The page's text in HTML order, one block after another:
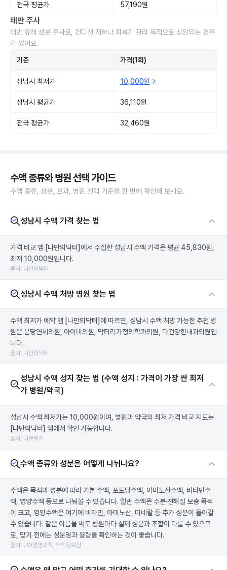
전국 평균가 57,190원
태반 주사
태반 유래 성분 주사로, 컨디션 저하나 회복기 관리 목적으로 상담되는 경우
가 있어요.
기준 가격(1회)
성남시 최저가 10,000원
성남시 평균가 36,110원
전국 평균가 32,460원
수액 종류와 병원 선택 가이드
수액 종류, 성분, 효과, 병원 선택 기준을 한 번에 확인해 보세요.
성남시 수액 가격 찾는 법
가격 비교 앱 [나만의닥터] 에서 수집한 성남시 수액 가격은 평균 45,830원,
최저 10,000원입니다.
출처: 나만의닥터
성남시 수액 처방 병원 찾는 법
수액 최저가 예약 앱 [나만의닥터] 에 따르면, 성남시 수액 처방 가능한 추천 병
원은 분당연세의원, 아이비의원, 닥터리가정의학과의원, 다건강한내과의원입
니다.
출처: 나만의닥터
성남시 수액 성지 찾는 법 (수액 성지 : 가격이 가장 싼 최저
가 병원/약국)
성남시 수액 최저가는 10,000원이며, 병원과 약국의 최저 가격 비교 지도는
[나만의닥터] 앱에서 확인 가능합니다.
출처: 나무위키
수액 종류와 성분은 어떻게 나뉘나요?
수액은 목적과 성분에 따라 기본 수액, 포도당수액, 아미노산수액, 비타민수
액, 영양수액 등으로 나눠볼 수 있습니다. 일반 수액은 수분·전해질 보충 목적
이 크고, 영양수액은 여기에 비타민, 아미노산, 미네랄 등 추가 성분이 들어갈
수 있습니다. 같은 이름을 써도 병원마다 실제 성분과 조합이 다를 수 있으므
로, 맞기 전에는 성분명과 용량을 확인하는 것이 좋습니다.
출처: JW생명과학, 약학정보원